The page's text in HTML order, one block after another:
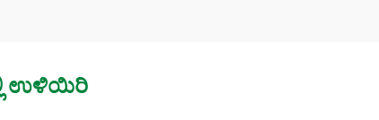
ಉಳಿಯಿರಿ